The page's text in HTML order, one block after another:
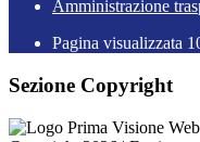
Amministrazione
Pagina visualizzata
Sezione Copyright